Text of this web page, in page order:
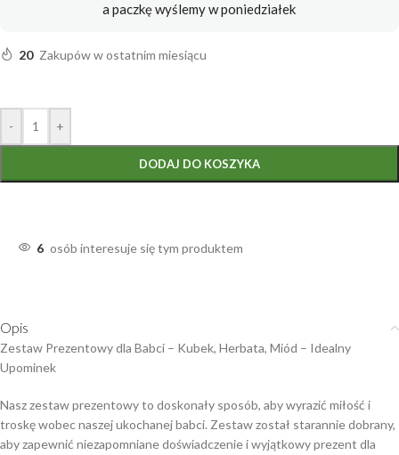
a paczkę wyślemyw poniedziałek
20 Zakupów w ostatnim miesiącu
- +
DODAJ DO KOSZYKA
6 osób interesuje się tym produktem
Opis
Zestaw Prezentowy dla Babci – Kubek, Herbata, Miód – Idealny
Upominek
Nasz zestaw prezentowy to doskonały sposób, aby wyrazić miłość i
troskę wobec naszej ukochanej babci. Zestaw został starannie dobrany,
aby zapewnić niezapomniane doświadczenie i wyjątkowy prezent dla